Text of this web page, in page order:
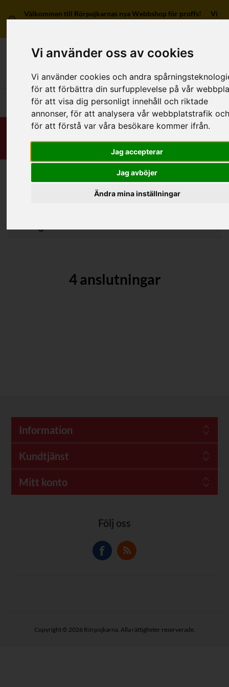
Vi använder oss av cookies
Vi använder cookies och andra
för att förbättra din surfupplevelse på vår
för att visa dig personligt innehåll och riktade
annonser, för att analysera vår webbplatstrafik
för att förstå var våra besökare kommer ifrån.
Jag accepterar
Jag avböjer
Ändra mina inställningar
Välkommen till Rörpojkarnas nya Webbshop för proffs! Vi
Huvudmeny
/ RSK-Kategorier / Rördelar & Kopplingar
/
Av stål/rostfritt / 4 anslutningar
4 anslutningar
Information
Kundtjänst
Mitt konto
Följ oss
Copyright © 2026 Rörpojkarna. Alla rättigheter reserverade.